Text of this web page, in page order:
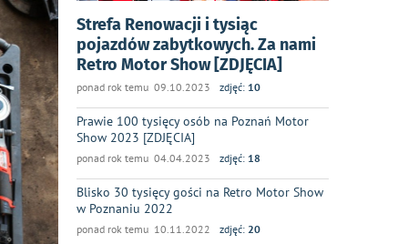
Strefa Renowacji i tysiąc
pojazdów zabytkowych. Za nami
Retro Motor Show [ZDJĘCIA]
ponad rok temu 09.10.2023 zdjęć: 10
Prawie 100 tysięcy osób na Poznań Motor
Show 2023 [ZDJĘCIA]
ponad rok temu 04.04.2023 zdjęć: 18
Blisko 30 tysięcy gości na Retro Motor Show
w Poznaniu 2022
ponad rok temu 10.11.2022 zdjęć: 20